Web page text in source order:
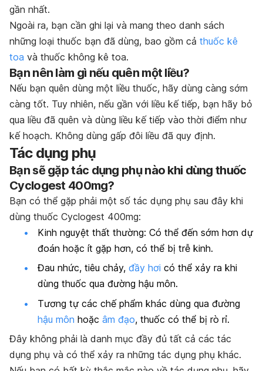
gần nhất.
Ngoài ra, bạn cần ghi lại và mang theo danh sách
những loại thuốc bạn đã dùng, bao gồm cả thuốc kê
toa và thuốc không kê toa.
Bạn nên làm gì nếu quên một liều?
Nếu bạn quên dùng một liều thuốc, hãy dùng càng sớm
càng tốt. Tuy nhiên, nếu gần với liều kế tiếp, bạn hãy bỏ
qua liều đã quên và dùng liều kế tiếp vào thời điểm như
kế hoạch. Không dùng gấp đôi liều đã quy định.
Tác dụng phụ
Bạn sẽ gặp tác dụng phụ nào khi dùng thuốc
Cyclogest 400mg?
Bạn có thể gặp phải một số tác dụng phụ sau đây khi
dùng thuốc Cyclogest 400mg:
Kinh nguyệt thất thường: Có thể đến sớm hơn dự
đoán hoặc ít gặp hơn, có thể bị trễ kinh.
Đau nhức, tiêu chảy, đầy hơi có thể xảy ra khi
dùng thuốc qua đường hậu môn.
Tương tự các chế phẩm khác dùng qua đường
hậu môn hoặc âm đạo, thuốc có thể bị rò rỉ.
Đây không phải là danh mục đầy đủ tất cả các tác
dụng phụ và có thể xảy ra những tác dụng phụ khác.